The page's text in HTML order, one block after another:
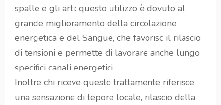
spalle e gli arti: questo utilizzo è dovuto al
grande miglioramento della circolazione
energetica e del Sangue, che favorisc il rilascio
di tensioni e permette di lavorare anche lungo
specifici canali energetici.
Inoltre chi riceve questo trattamente riferisce
una sensazione di tepore locale, rilascio della